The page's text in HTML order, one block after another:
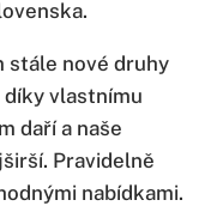
stále nové druhy
díky vlastnímu
daří a naše
Pravidelně
nabídkami.